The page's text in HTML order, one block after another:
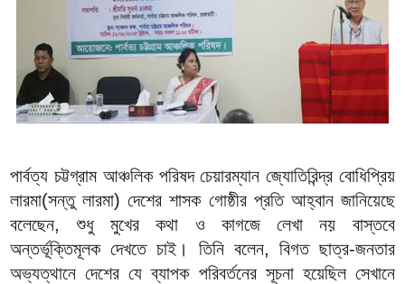
পার্বত্য চট্টগ্রাম আঞ্চলিক পরিষদ চেয়ারম্যান জ্যোতিরিন্দ্র বোধিপ্রিয়
লারমা(সন্তু লারমা) দেশের শাসক গোষ্ঠীর প্রতি আহ্বান জানিয়েছে
বলেছেন, শুধু মুখের কথা ও কাগজে লেখা নয় বাস্তবে
অন্তর্ভূক্তিমূলক দেখতে চাই। তিনি বলেন, বিগত ছাত্র-জনতার
অভ্যত্থানে দেশের যে ব্যাপক পরিবর্তনের সূচনা হয়েছিল সেখানে